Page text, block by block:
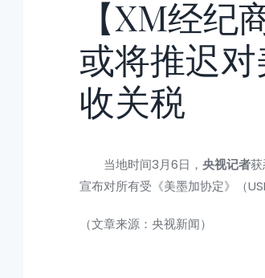
【XM经
或将推迟
收关税
当地时间3月6日， 央视记者
宣布对所有受《美墨加协定》（
（文章来源：央视新闻）